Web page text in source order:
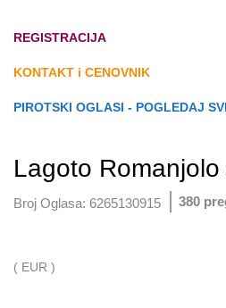
REGISTRACIJA
KONTAKT i CENOVNIK
PIROTSKI OGLASI - POGLEDAJ
Lagoto
Broj Oglasa: 6265130915 380
( EUR )